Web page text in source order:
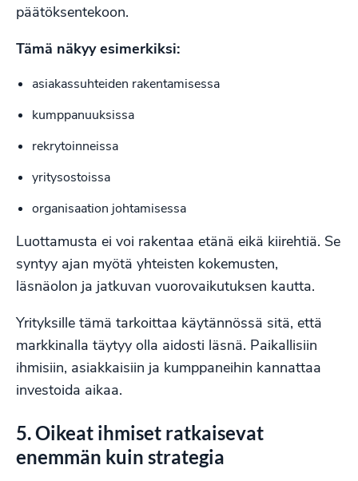
päätöksentekoon.
Tämä näkyy esimerkiksi:
asiakassuhteiden rakentamisessa
kumppanuuksissa
rekrytoinneissa
yritysostoissa
organisaation johtamisessa
Luottamusta ei voi rakentaa etänä eikä kiirehtiä. Se
syntyy ajan myötä yhteisten kokemusten,
läsnäolon ja jatkuvan vuorovaikutuksen kautta.
Yrityksille tämä tarkoittaa käytännössä sitä, että
markkinalla täytyy olla aidosti läsnä. Paikallisiin
ihmisiin, asiakkaisiin ja kumppaneihin kannattaa
investoida aikaa.
5. Oikeat ihmiset ratkaisevat
enemmän kuin strategia